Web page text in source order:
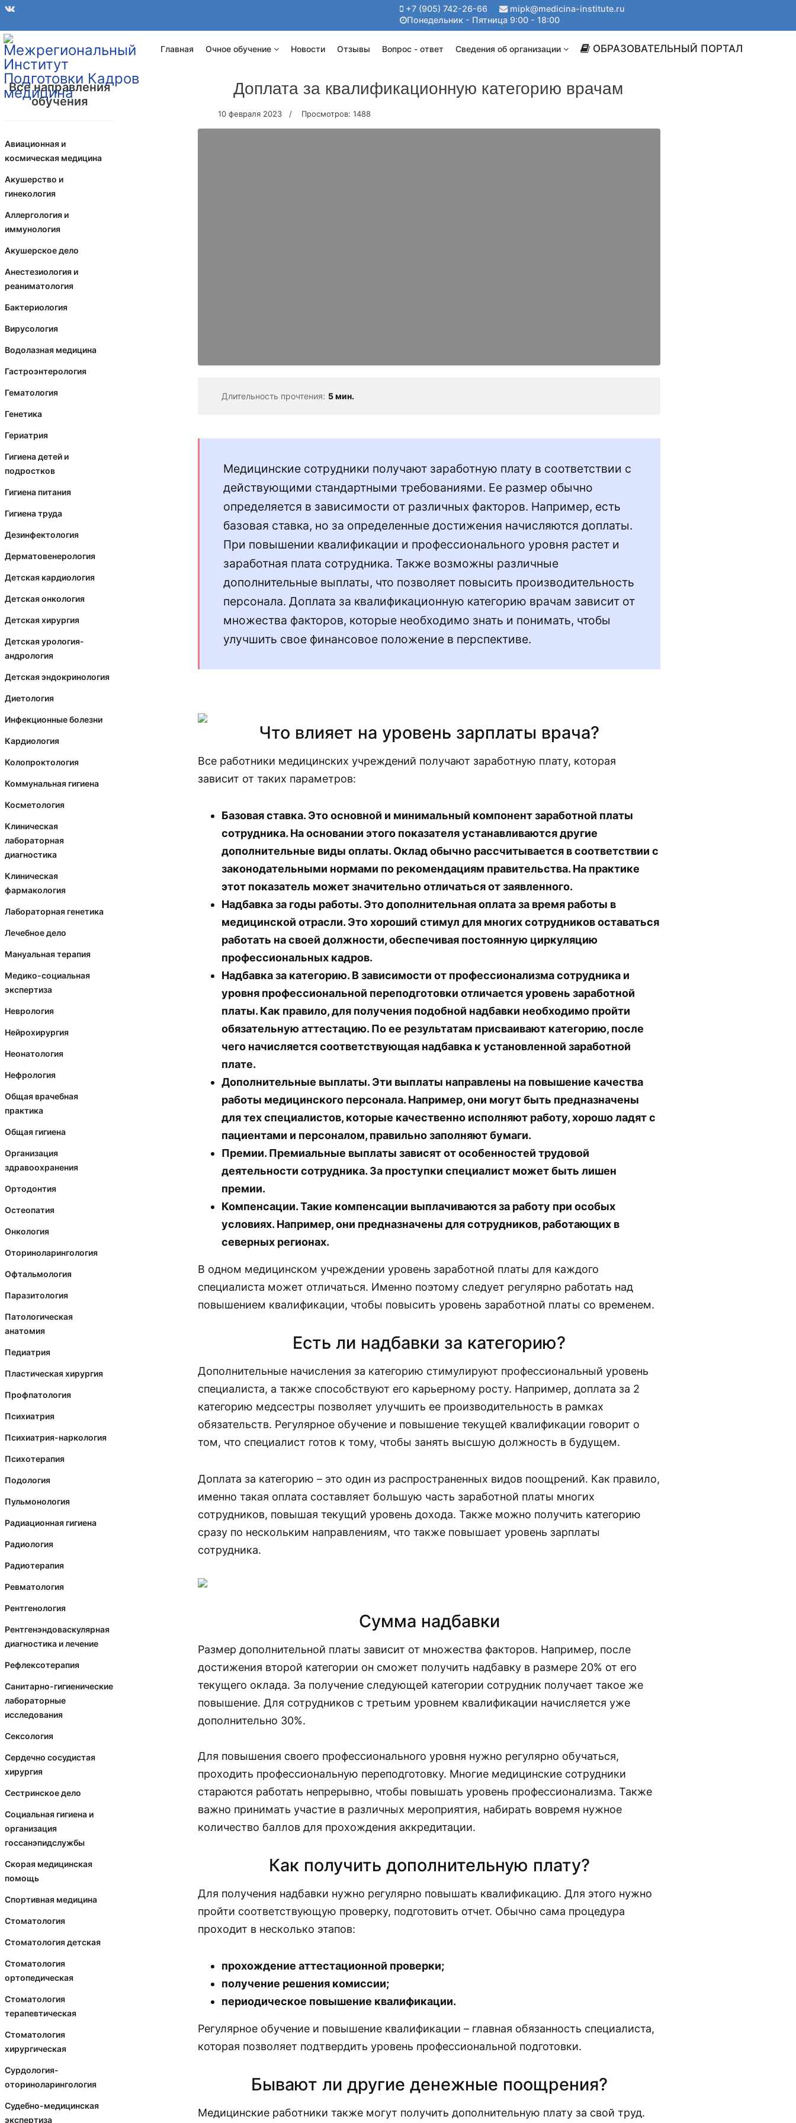
+7 (905) 742-26-66
mipk@medicina-institute.ru
Понедельник - Пятница 9:00 - 18:00
Главная Очное обучение Новости Отзывы Вопрос - ответ Сведения об организации ОБРАЗОВАТЕЛЬНЫЙ ПОРТАЛ
Все направления
обучения
Авиационная и
космическая медицина
Акушерство и
гинекология
Аллергология и
иммунология
Акушерское дело
Анестезиология и
реаниматология
Бактериология
Вирусология
Водолазная медицина
Гастроэнтерология
Гематология
Генетика
Гериатрия
Гигиена детей и
подростков
Гигиена питания
Гигиена труда
Дезинфектология
Дерматовенерология
Детская кардиология
Детская онкология
Детская хирургия
Детская урология-
андрология
Детская эндокринология
Диетология
Инфекционные болезни
Кардиология
Колопроктология
Коммунальная гигиена
Косметология
Клиническая
лабораторная
диагностика
Клиническая
фармакология
Лабораторная генетика
Лечебное дело
Мануальная терапия
Медико-социальная
экспертиза
Неврология
Нейрохирургия
Неонатология
Нефрология
Общая врачебная
практика
Общая гигиена
Организация
здравоохранения
Ортодонтия
Остеопатия
Онкология
Оториноларингология
Офтальмология
Паразитология
Патологическая
анатомия
Педиатрия
Пластическая хирургия
Профпатология
Психиатрия
Психиатрия-наркология
Психотерапия
Подология
Пульмонология
Радиационная гигиена
Радиология
Радиотерапия
Ревматология
Рентгенология
Рентгенэндоваскулярная
диагностика и лечение
Рефлексотерапия
Санитарно-гигиенические
лабораторные
исследования
Сексология
Сердечно сосудистая
хирургия
Сестринское дело
Социальная гигиена и
организация
госсанэпидслужбы
Скорая медицинская
помощь
Спортивная медицина
Стоматология
Стоматология детская
Стоматология
ортопедическая
Стоматология
терапевтическая
Стоматология
хирургическая
Сурдология-
оториноларингология
Судебно-медицинская
экспертиза
Доплата за квалификационную категорию врачам
10 февраля 2023 Просмотров: 1488
Длительность прочтения: 5 мин.
Медицинские сотрудники получают заработную плату в соответствии с
действующими стандартными требованиями. Ее размер обычно
определяется в зависимости от различных факторов. Например, есть
базовая ставка, но за определенные достижения начисляются доплаты.
При повышении квалификации и профессионального уровня растет и
заработная плата сотрудника. Также возможны различные
дополнительные выплаты, что позволяет повысить производительность
персонала. Доплата за квалификационную категорию врачам зависит от
множества факторов, которые необходимо знать и понимать, чтобы
улучшить свое финансовое положение в перспективе.
Что влияет на уровень зарплаты врача?
Все работники медицинских учреждений получают заработную плату, которая
зависит от таких параметров:
Базовая ставка. Это основной и минимальный компонент заработной платы
сотрудника. На основании этого показателя устанавливаются другие
дополнительные виды оплаты. Оклад обычно рассчитывается в соответствии с
законодательными нормами по рекомендациям правительства. На практике
этот показатель может значительно отличаться от заявленного.
Надбавка за годы работы. Это дополнительная оплата за время работы в
медицинской отрасли. Это хороший стимул для многих сотрудников оставаться
работать на своей должности, обеспечивая постоянную циркуляцию
профессиональных кадров.
Надбавка за категорию. В зависимости от профессионализма сотрудника и
уровня профессиональной переподготовки отличается уровень заработной
платы. Как правило, для получения подобной надбавки необходимо пройти
обязательную аттестацию. По ее результатам присваивают категорию, после
чего начисляется соответствующая надбавка к установленной заработной
плате.
Дополнительные выплаты. Эти выплаты направлены на повышение качества
работы медицинского персонала. Например, они могут быть предназначены
для тех специалистов, которые качественно исполняют работу, хорошо ладят с
пациентами и персоналом, правильно заполняют бумаги.
Премии. Премиальные выплаты зависят от особенностей трудовой
деятельности сотрудника. За проступки специалист может быть лишен
премии.
Компенсации. Такие компенсации выплачиваются за работу при особых
условиях. Например, они предназначены для сотрудников, работающих в
северных регионах.
В одном медицинском учреждении уровень заработной платы для каждого
специалиста может отличаться. Именно поэтому следует регулярно работать над
повышением квалификации, чтобы повысить уровень заработной платы со временем.
Есть ли надбавки за категорию?
Дополнительные начисления за категорию стимулируют профессиональный уровень
специалиста, а также способствуют его карьерному росту. Например, доплата за 2
категорию медсестры позволяет улучшить ее производительность в рамках
обязательств. Регулярное обучение и повышение текущей квалификации говорит о
том, что специалист готов к тому, чтобы занять высшую должность в будущем.
Доплата за категорию – это один из распространенных видов поощрений. Как правило,
именно такая оплата составляет большую часть заработной платы многих
сотрудников, повышая текущий уровень дохода. Также можно получить категорию
сразу по нескольким направлениям, что также повышает уровень зарплаты
сотрудника.
Сумма надбавки
Размер дополнительной платы зависит от множества факторов. Например, после
достижения второй категории он сможет получить надбавку в размере 20% от его
текущего оклада. За получение следующей категории сотрудник получает такое же
повышение. Для сотрудников с третьим уровнем квалификации начисляется уже
дополнительно 30%.
Для повышения своего профессионального уровня нужно регулярно обучаться,
проходить профессиональную переподготовку. Многие медицинские сотрудники
стараются работать непрерывно, чтобы повышать уровень профессионализма. Также
важно принимать участие в различных мероприятия, набирать вовремя нужное
количество баллов для прохождения аккредитации.
Как получить дополнительную плату?
Для получения надбавки нужно регулярно повышать квалификацию. Для этого нужно
пройти соответствующую проверку, подготовить отчет. Обычно сама процедура
проходит в несколько этапов:
прохождение аттестационной проверки;
получение решения комиссии;
периодическое повышение квалификации.
Регулярное обучение и повышение квалификации – главная обязанность специалиста,
которая позволяет подтвердить уровень профессиональной подготовки.
Бывают ли другие денежные поощрения?
Медицинские работники также могут получить дополнительную плату за свой труд.